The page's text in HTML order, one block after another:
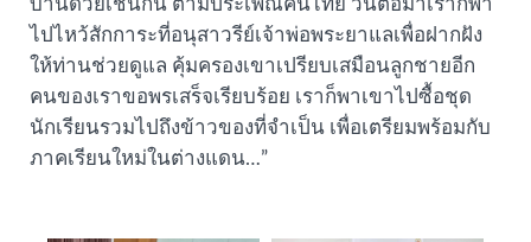
ไปไหว้สักการะที่อนุสาวรีย์เจ้าพ่อพระยาแลเพื่อฝากฝัง
ให้ท่านช่วยดูแล คุ้มครองเขาเปรียบเสมือนลูกชายอีก
คนของเราขอพรเสร็จเรียบร้อย เราก็พาเขาไปซื้อชุด
นักเรียนรวมไปถึงข้าวของที่จำเป็น เพื่อเตรียมพร้อมกับ
ภาคเรียนใหม่ในต่างแดน…”